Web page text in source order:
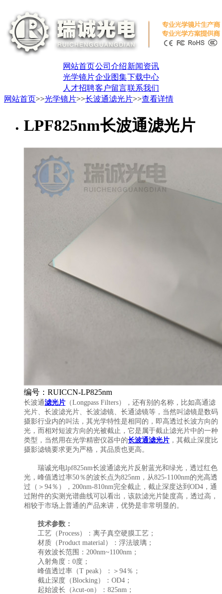
网站首页公司介绍新闻资讯
光学镜片企业图集下载中心
人才招聘客户留言联系我们
网站首页>>光学镜片>>长波通滤光片>>查看详情
LPF825nm长波通滤光片
编号：RUICCN-LP825nm
长波通滤光片 （Longpass Filters），还有别的名称，比如高通滤
光片、长波滤光片、长波滤镜、长通滤镜等，当然叫滤镜是数码
摄影行业内的叫法，其光学特性是相同的，即高透过长波方向的
光，而相对短波方向的光被截止，它是属于截止滤光片中的一种
类型，当然用在光学精密仪器中的长波通滤光片 ，其截止深度比
摄影滤镜要求更为严格，其品质也更高。
瑞诚光电lpf825nm长波通滤光片反射蓝光和绿光，透过红色
光，峰值透过率50％的波长点为825nm，从825-1100nm的光高透
过（＞94％），200nm-810nm完全截止，截止深度达到OD4，通
过附件的实测光谱曲线可以看出，该款滤光片陡度高，透过高，
相较于市场上普通的产品来讲，优势是非常明显的。
技术参数：
工艺（Process）：离子真空硬膜工艺；
材质（Product material）：浮法玻璃；
有效波长范围：200nm~1100nm；
入射角度：0度；
峰值透过率（T peak）：＞94％；
截止深度（Blocking）：OD4；
起始波长（λcut-on）：825nm；